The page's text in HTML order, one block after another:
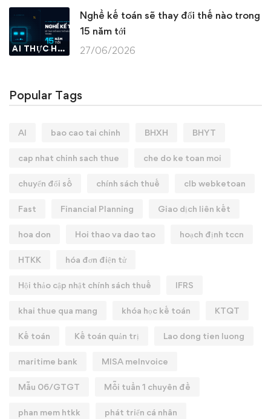
AI THỰC HÀNH
Nghề kế toán sẽ thay đổi thế nào trong
15 năm tới
27/06/2026
Popular Tags
AI bao cao tai chinh BHXH BHYT
cap nhat chinh sach thue che do ke toan moi
chuyển đổi số chính sách thuế clb webketoan
Fast Financial Planning Giao dịch liên kết
hoa don Hoi thao va dao tao hoạch định tccn
HTKK hóa đơn điện tử
Hội thảo cập nhật chính sách thuế IFRS
khai thue qua mang khóa học kế toán KTQT
Kế toán Kế toán quản trị Lao dong tien luong
maritime bank MISA meInvoice
Mẫu 06/GTGT Mỗi tuần 1 chuyên đề
phan mem htkk phát triển cá nhân